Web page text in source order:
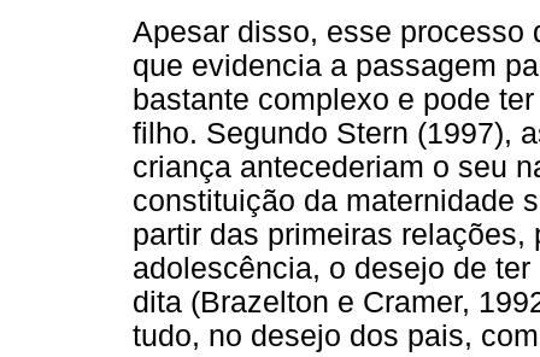
Apesar disso, esse processo
que evidencia a passagem
bastante complexo e pode
filho. Segundo Stern (1997),
criança antecederiam o seu
constituição da maternidade
partir das primeiras
adolescência, o desejo de
dita (Brazelton e Cramer,
tudo, no desejo dos pais,